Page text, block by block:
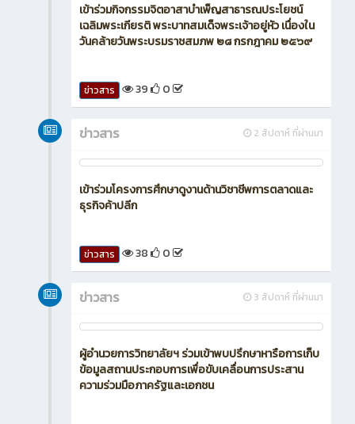
เข้าร่วมกิจกรรมจิตอาสาบำเพ็ญสาธารณประโยชน์
เฉลิมพระเกียรติ พระบาทสมเด็จพระเจ้าอยู่หัว เนื่องใน
วันคล้ายวันพระบรมราชสมภพ ๒๘ กรกฎาคม ๒๕๖๙
ข่าวสาร 39 0
2 สัปดาห์ ที่ผ่านมา
ข่าวสาร
เข้าร่วมโครงการศึกษาดูงานด้านวิชาชีพการตลาดและ
ธุรกิจค้าปลีก
ข่าวสาร 38 0
3 สัปดาห์ ที่ผ่านมา
ข่าวสาร
ผู้อำนวยการวิทยาลัยฯ ร่วมเข้าพบปรึกษาหารือการเก็บ
ข้อมูลสถานประกอบการเพื่อขับเคลื่อนการประสาน
ความร่วมมือภาครัฐและเอกชน